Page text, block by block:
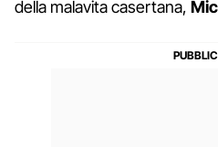
della malavita casertana,